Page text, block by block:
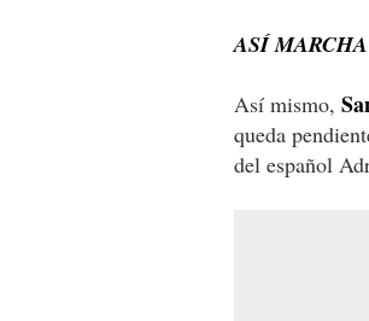
ASÍ
Así mismo,
queda
del español